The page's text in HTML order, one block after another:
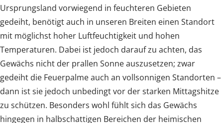
Ursprungsland vorwiegend in feuchteren Gebieten
gedeiht, benötigt auch in unseren Breiten einen Standort
mit möglichst hoher Luftfeuchtigkeit und hohen
Temperaturen. Dabei ist jedoch darauf zu achten, das
Gewächs nicht der prallen Sonne auszusetzen; zwar
gedeiht die Feuerpalme auch an vollsonnigen Standorten –
dann ist sie jedoch unbedingt vor der starken Mittagshitze
zu schützen. Besonders wohl fühlt sich das Gewächs
hingegen in halbschattigen Bereichen der heimischen